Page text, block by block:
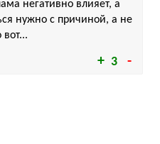
3
негативно влияет, а
нужно с причиной, а не
вот...